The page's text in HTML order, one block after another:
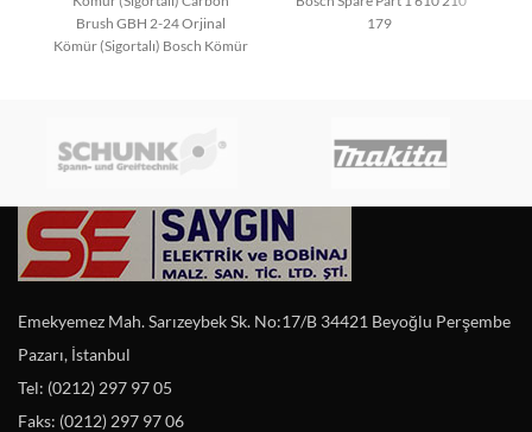
Brush GBH 2-24 Orjinal
Kömür (Sigortalı) Bosch Kömür
179
Emekyemez Mah. Sarızeybek Sk. No:17/B 34421 Beyoğlu Perşembe
Pazarı, İstanbul
Tel: (0212) 297 97 05
Faks: (0212) 297 97 06